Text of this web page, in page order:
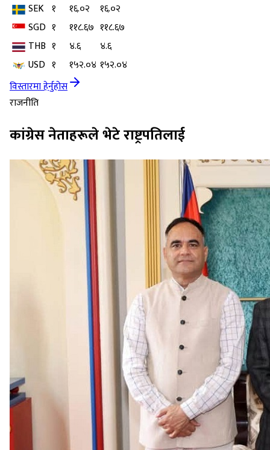
SEK १ १६.०२
१६.०२
SGD १ ११८.६७ ११८.६७
THB १ ४.६
४.६
USD १ १५२.०४ १५२.०४
विस्तारमा हेर्नुहोस
राजनीति
कांग्रेस नेताहरूले भेटे राष्ट्रपतिलाई